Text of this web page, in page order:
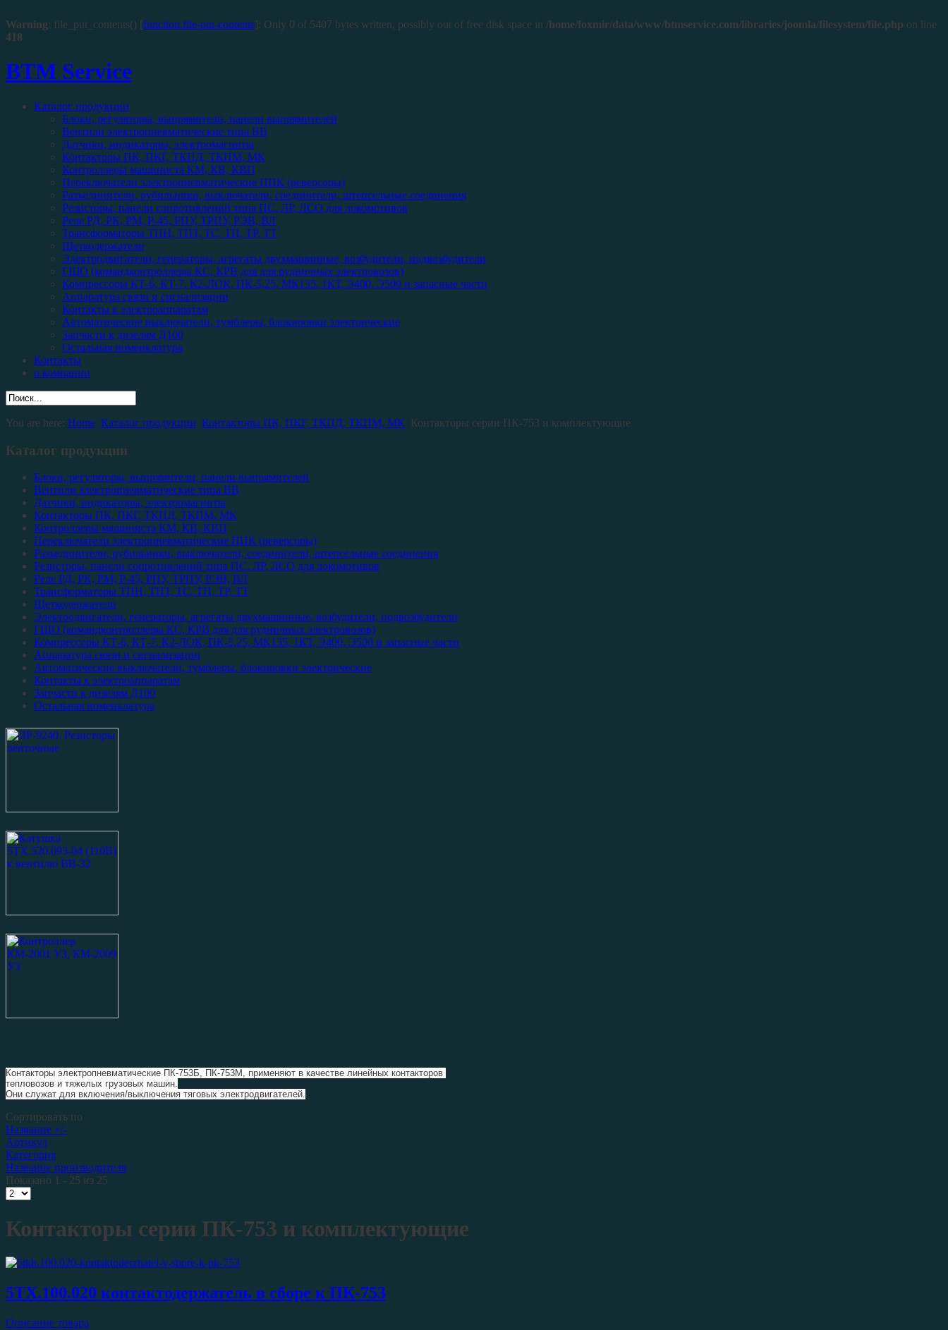
Warning: file_put_contents() [function.file-put-contents]: Only 0 of 5407 bytes written, possibly out of free disk space in /home/foxmir/data/www/btmservice.com/libraries/joomla/filesystem/file.php on line
418
BTM Service
Каталог продукции
Блоки, регуляторы, выпрямители, панели выпрямителей
Вентили электропневматические типа ВВ
Датчики, индикаторы, электромагниты
Контакторы ПК, ПКГ, ТКПД, ТКПМ, МК
Контроллеры машиниста КМ, КВ, КВП
Переключатели электропневматические ППК (реверсоры)
Разъединители, рубильники, выключатели, соединители, штепсельные соединения
Резисторы, панели сопротивлений типа ПС, ЛР, ЛСО для локомотивов
Реле РД, РК, РМ, Р-45, РПУ, ТРПУ, РЭВ, ВЛ
Трансформаторы ТПН, ТПТ, ТС, ТП, ТР, ТТ
Щеткодержатели
Электродвигатели, генераторы, агрегаты двухмашинные, возбудители, подвозбудители
ГШО (командконтроллеры КС, КРВ для для рудничных электровозов)
Компрессоры КТ-6, КТ-7, К2-ЛОК, ПК-5,25, МК135, 1КТ, Э400, Э500 и запасные части
Аппаратура связи и сигнализации
Контакты к электроаппаратам
Автоматические выключатели, тумблеры, блокировки электрические
Запчасти к дизелям Д100
Остальная номенклатура
Контакты
о компании
You are here: Home Каталог продукции Контакторы ПК, ПКГ, ТКПД, ТКПМ, МК Контакторы серии ПК-753 и комплектующие
Каталог продукции
Блоки, регуляторы, выпрямители, панели выпрямителей
Вентили электропневматические типа ВВ
Датчики, индикаторы, электромагниты
Контакторы ПК, ПКГ, ТКПД, ТКПМ, МК
Контроллеры машиниста КМ, КВ, КВП
Переключатели электропневматические ППК (реверсоры)
Разъединители, рубильники, выключатели, соединители, штепсельные соединения
Резисторы, панели сопротивлений типа ПС, ЛР, ЛСО для локомотивов
Реле РД, РК, РМ, Р-45, РПУ, ТРПУ, РЭВ, ВЛ
Трансформаторы ТПН, ТПТ, ТС, ТП, ТР, ТТ
Щеткодержатели
Электродвигатели, генераторы, агрегаты двухмашинные, возбудители, подвозбудители
ГШО (командконтроллеры КС, КРВ для для рудничных электровозов)
Компрессоры КТ-6, КТ-7, К2-ЛОК, ПК-5,25, МК135, 1КТ, Э400, Э500 и запасные части
Аппаратура связи и сигнализации
Автоматические выключатели, тумблеры, блокировки электрические
Контакты к электроаппаратам
Запчасти к дизелям Д100
Остальная номенклатура
Контакторы электропневматические ПК-753Б, ПК-753М, применяют в качестве линейных контакторов
тепловозов и тяжелых грузовых машин.
Они служат для включения/выключения тяговых электродвигателей.
Сортировать по
Название +/-
Артикул
Категория
Название производителя
Показано 1 - 25 из 25
Контакторы серии ПК-753 и комплектующие
5ТХ.100.020 контактодержатель в сборе к ПК-753
Описание товара